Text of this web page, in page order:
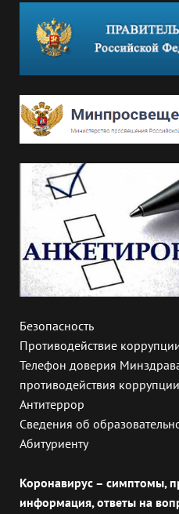
Безопасность
Противодействие
Телефон доверия
противодействия коррупции
Антитеррор
Сведения об
Абитуриенту
Коронавирус – симптомы,
информация, ответы на